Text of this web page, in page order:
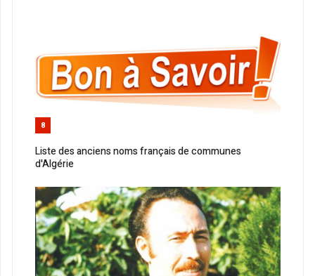
8
Liste des anciens noms français de communes
d'Algérie